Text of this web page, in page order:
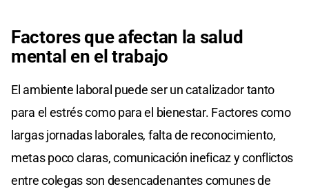
Factores que afectan la salud
mental en el trabajo
El ambiente laboral puede ser un catalizador tanto
para el estrés como para el bienestar. Factores como
largas jornadas laborales, falta de reconocimiento,
metas poco claras, comunicación ineficaz y conflictos
entre colegas son desencadenantes comunes de